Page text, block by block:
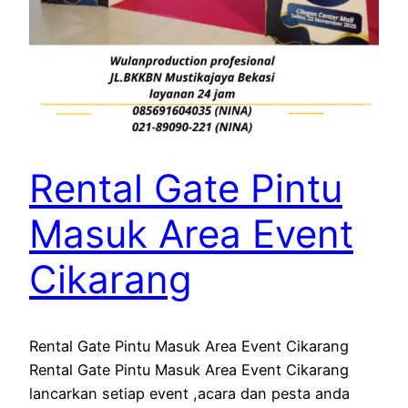
Rental Gate Pintu
Masuk Area Event
Cikarang
Rental Gate Pintu Masuk Area Event Cikarang
Rental Gate Pintu Masuk Area Event Cikarang
lancarkan setiap event ,acara dan pesta anda